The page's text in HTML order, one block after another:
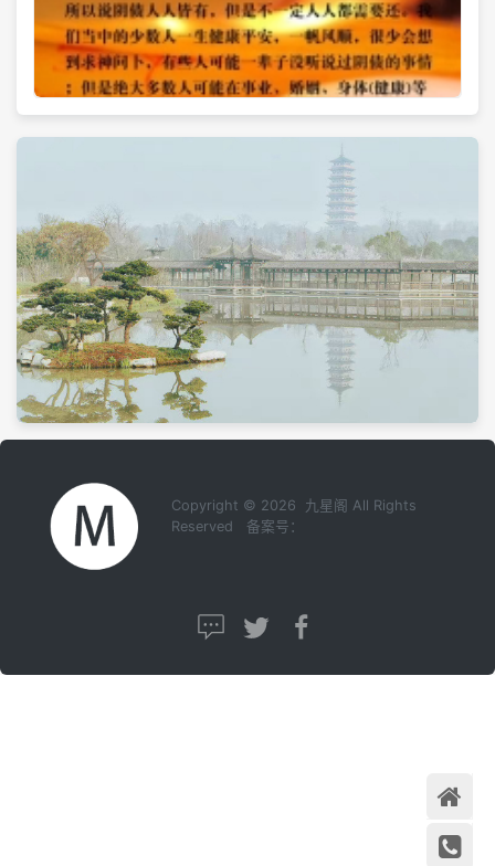
Copyright © 2026 九星阁 All Rights
Reserved 备案号：
首页